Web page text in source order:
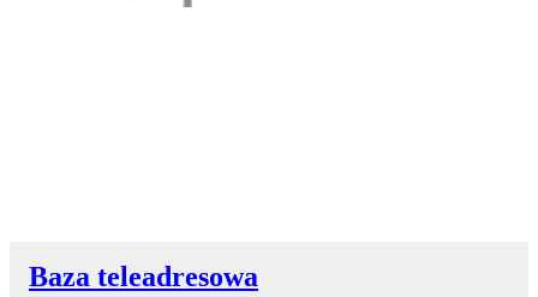
Baza teleadresowa